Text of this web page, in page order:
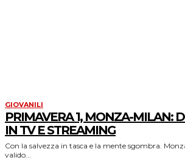
GIOVANILI
PRIMAVERA 1, MONZA-MILAN:
IN TV E STREAMING
Con la salvezza in tasca e la mente sgombra.
valido...